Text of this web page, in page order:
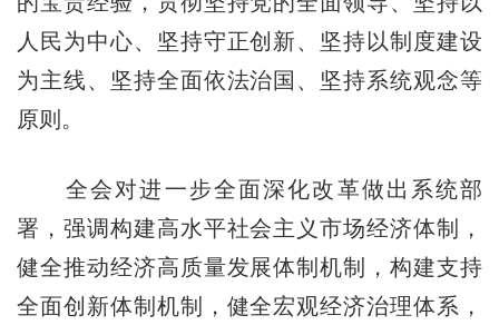
人民为中心、坚持守正创新、坚持以制度建设
为主线、坚持全面依法治国、坚持系统观念等
原则。
全会对进一步全面深化改革做出系统部
署，强调构建高水平社会主义市场经济体制，
健全推动经济高质量发展体制机制，构建支持
全面创新体制机制，健全宏观经济治理体系，